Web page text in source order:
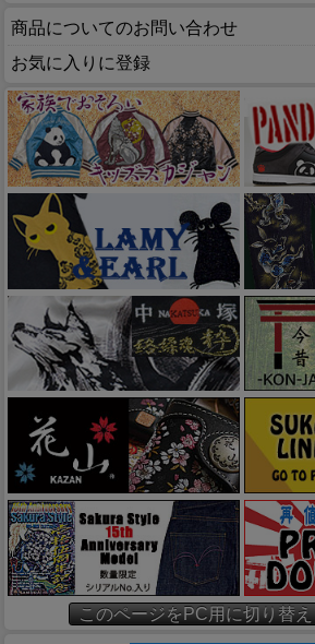
商品についてのお問い合わせ
お気に入りに登録
このページをPC用に切り替え